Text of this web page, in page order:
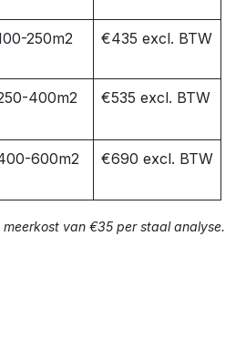
250m2 €435 excl. BTW
400m2 €535 excl. BTW
600m2 €690 excl. BTW
meerkost van €35 per staal analyse.